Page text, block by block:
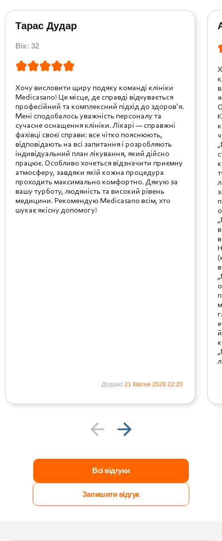
Тарас Дудар
Вік: 32
Хочу висловити щиру подяку команді клініки
Medicasano! Це місце, де справді відчувається
професійний та комплексний підхід до здоров’я.
Мені сподобалось уважність персоналу та
сучасне оснащення клініки. Лікарі — справжні
фахівці своєї справи: все чітко пояснюють,
відповідають на всі запитання і розробляють
індивідуальний план лікування, який дійсно
працює. Особливо хочеться відзначити приємну
атмосферу, завдяки якій кожна процедура
проходить максимально комфортно. Дякую за
вашу турботу, людяність та високий рівень
медицини. Рекомендую Medicasano всім, хто
шукає якісну допомогу!
Додано 21 Квітня 2026 22:20
Всі відгуки
Залишити відгук